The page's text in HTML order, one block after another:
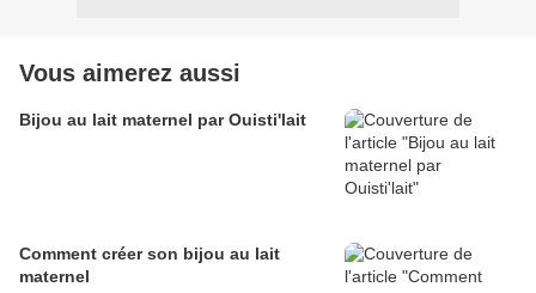
Vous aimerez aussi
Bijou au lait maternel par Ouisti'lait
Comment créer son bijou au lait
maternel